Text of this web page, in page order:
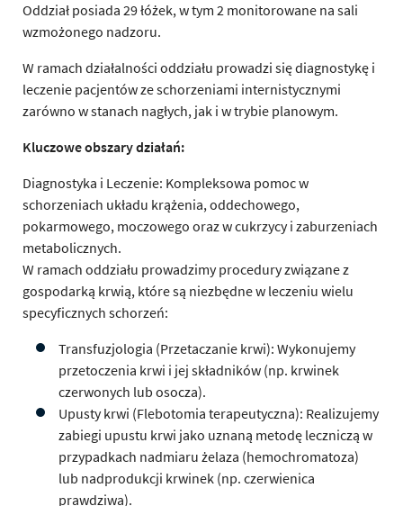
Oddział posiada 29 łóżek, w tym 2 monitorowane na sali
wzmożonego nadzoru.
W ramach działalności oddziału prowadzi się diagnostykę i
leczenie pacjentów ze schorzeniami internistycznymi
zarówno w stanach nagłych, jak i w trybie planowym.
Kluczowe obszary działań:
Diagnostyka i Leczenie: Kompleksowa pomoc w
schorzeniach układu krążenia, oddechowego,
pokarmowego, moczowego oraz w cukrzycy i zaburzeniach
metabolicznych.
W ramach oddziału prowadzimy procedury związane z
gospodarką krwią, które są niezbędne w leczeniu wielu
specyficznych schorzeń:
Transfuzjologia (Przetaczanie krwi): Wykonujemy
przetoczenia krwi i jej składników (np. krwinek
czerwonych lub osocza).
Upusty krwi (Flebotomia terapeutyczna): Realizujemy
zabiegi upustu krwi jako uznaną metodę leczniczą w
przypadkach nadmiaru żelaza (hemochromatoza)
lub nadprodukcji krwinek (np. czerwienica
prawdziwa).